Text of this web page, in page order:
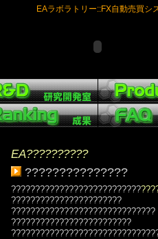
EAラボラトリー::FX自動売買シ
EA??????????
???????????????
???????????????????????????
???????????????????????
??????????????????????????????
?????????????????????????